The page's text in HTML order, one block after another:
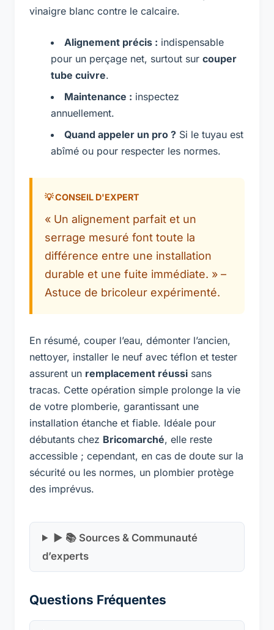
vinaigre blanc contre le calcaire.
Alignement précis : indispensable
pour un perçage net, surtout surcouper
tube cuivre.
Maintenance : inspectez
annuellement.
Quand appeler un pro ? Si le tuyau est
abîmé ou pour respecter les normes.
« Un alignement parfait et un
serrage mesuré font toute la
différence entre une installation
durable et une fuite immédiate. » –
Astuce de bricoleur expérimenté.
En résumé, couper l’eau, démonter l’ancien,
nettoyer, installer le neuf avec téflon et tester
assurent un remplacement réussi sans
tracas. Cette opération simple prolonge la vie
de votre plomberie, garantissant une
installation étanche et fiable. Idéale pour
débutants chez Bricomarché, elle reste
accessible ; cependant, en cas de doute sur la
sécurité ou les normes, un plombier protège
des imprévus.
▶ 📚 Sources & Communauté
d’experts
Questions Fréquentes